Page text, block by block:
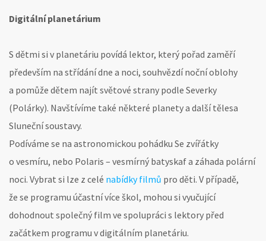
Digitální planetárium
S dětmi si v planetáriu povídá lektor, který pořad zaměří
především na střídání dne a noci, souhvězdí noční oblohy
a pomůže dětem najít světové strany podle Severky
(Polárky). Navštívíme také některé planety a další tělesa
Sluneční soustavy.
Podíváme se na astronomickou pohádku Se zvířátky
o vesmíru, nebo Polaris – vesmírný batyskaf a záhada polární
noci. Vybrat si lze z celé nabídky filmů pro děti. V případě,
že se programu účastní více škol, mohou si vyučující
dohodnout společný film ve spolupráci s lektory před
začátkem programu v digitálním planetáriu.